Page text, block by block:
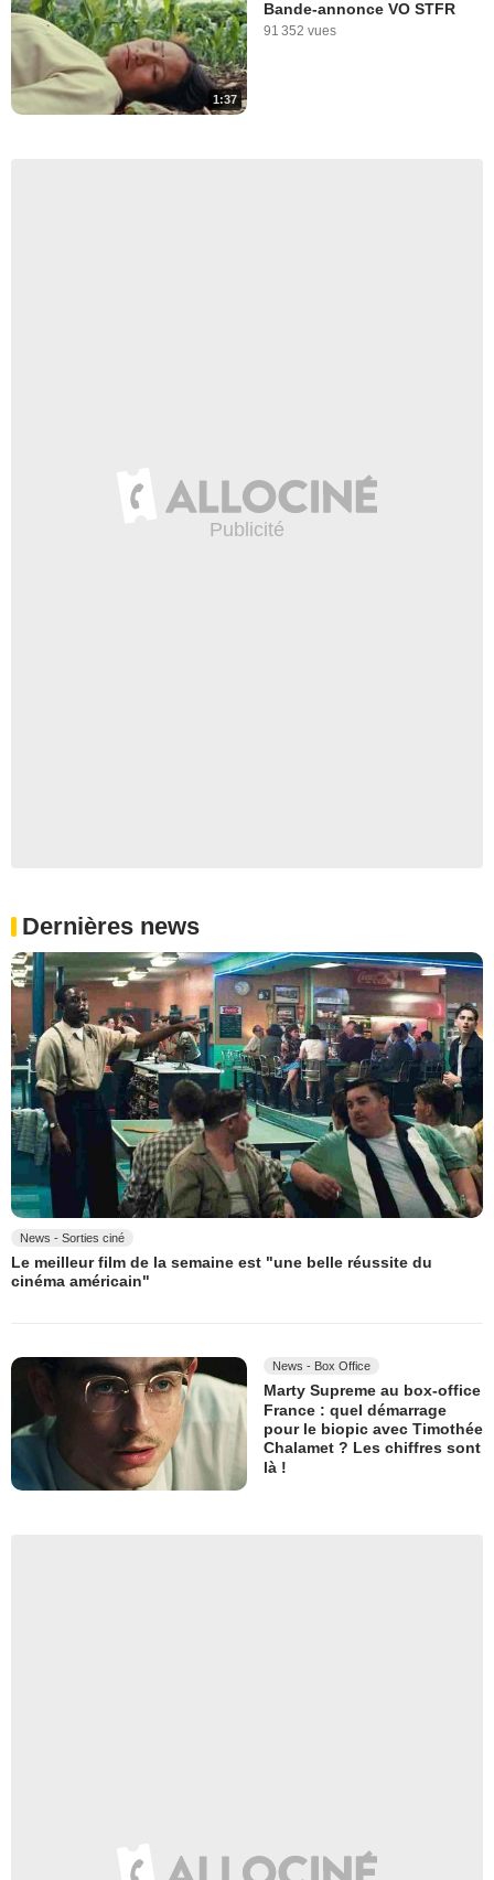
1:37
Bande-annonce VO STFR
91 352 vues
Dernières news
News - Sorties ciné
Le meilleur film de la semaine est "une belle réussite du
cinéma américain"
News - Box Office
Marty Supreme au box-office
France : quel démarrage
pour le biopic avec Timothée
Chalamet ? Les chiffres sont
là !